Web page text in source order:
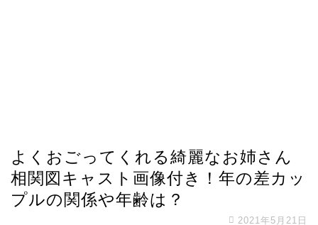
よくおごってくれる綺麗なお姉さん
相関図キャスト画像付き！年の差カッ
プルの関係や年齢は？
2021年5月21日